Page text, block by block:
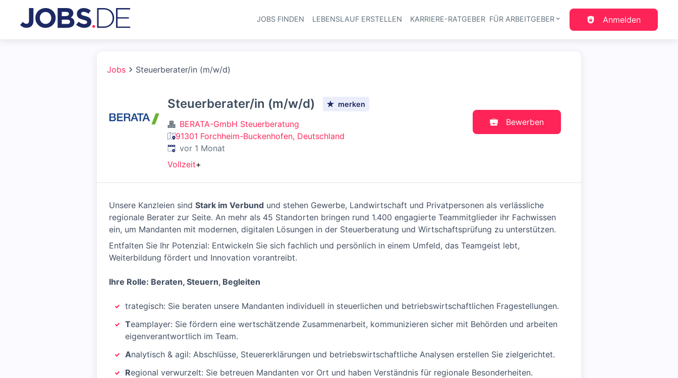
Haupt-Navigation
JOBS FINDEN LEBENSLAUF ERSTELLEN KARRIERE-RATGEBER FÜR ARBEITGEBER Anmelden
Jobs Steuerberater/in (m/w/d)
Steuerberater/in (m/w/d) merken
BERATA-GmbH Steuerberatung
91301 Forchheim-Buckenhofen, Deutschland
Veröffentlicht:
vor 1 Monat
Vollzeit+
Bewerben
Unsere Kanzleien sind Stark im Verbund und stehen Gewerbe, Landwirtschaft und Privatpersonen als verlässliche
regionale Berater zur Seite. An mehr als 45 Standorten bringen rund 1.400 engagierte Teammitglieder ihr Fachwissen
ein, um Mandanten mit modernen, digitalen Lösungen in der Steuerberatung und Wirtschaftsprüfung zu unterstützen.
Entfalten Sie Ihr Potenzial: Entwickeln Sie sich fachlich und persönlich in einem Umfeld, das Teamgeist lebt,
Weiterbildung fördert und Innovation vorantreibt.
Ihre Rolle: Beraten, Steuern, Begleiten
trategisch: Sie beraten unsere Mandanten individuell in steuerlichen und betriebswirtschaftlichen Fragestellungen.
Teamplayer: Sie fördern eine wertschätzende Zusammenarbeit, kommunizieren sicher mit Behörden und arbeiten
eigenverantwortlich im Team.
Analytisch & agil: Abschlüsse, Steuererklärungen und betriebswirtschaftliche Analysen erstellen Sie zielgerichtet.
Regional verwurzelt: Sie betreuen Mandanten vor Ort und haben Verständnis für regionale Besonderheiten.